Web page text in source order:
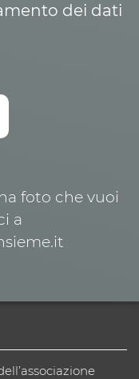
dei dati
foto che vuoi
a